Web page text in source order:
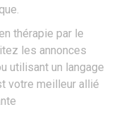
thérapie par le
les annonces
utilisant un langage
votre meilleur allié